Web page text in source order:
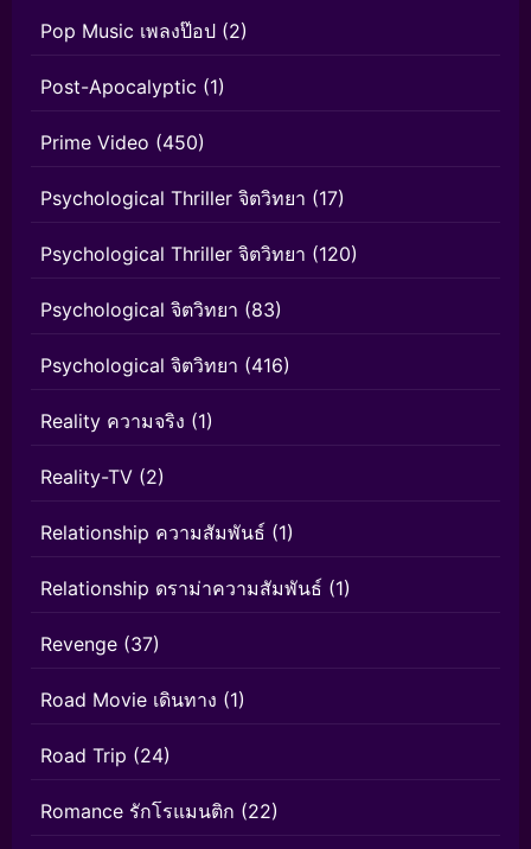
Pop Music เพลงป๊อป (2)
Post-Apocalyptic (1)
Prime Video (450)
Psychological Thriller จิตวิทยา (17)
Psychological Thriller จิตวิทยา (120)
Psychological จิตวิทยา (83)
Psychological จิตวิทยา (416)
Reality ความจริง (1)
Reality-TV (2)
Relationship ความสัมพันธ์ (1)
Relationship ดราม่าความสัมพันธ์ (1)
Revenge (37)
Road Movie เดินทาง (1)
Road Trip (24)
Romance รักโรแมนติก (22)